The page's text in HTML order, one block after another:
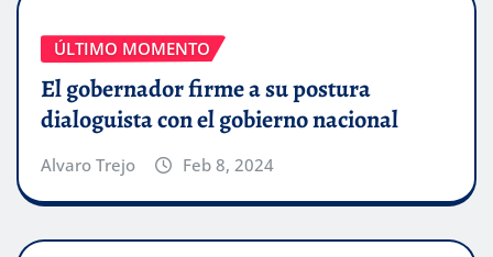
ÚLTIMO MOMENTO
El gobernador firme a su postura
dialoguista con el gobierno nacional
Alvaro Trejo Feb 8, 2024